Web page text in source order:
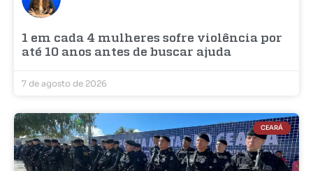
1 em cada 4 mulheres sofre violência por
até 10 anos antes de buscar ajuda
7 de agosto de 2026
CEARÁ